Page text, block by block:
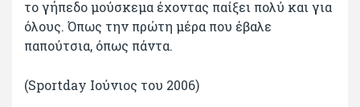
το γήπεδο μούσκεμα έχοντας παίξει πολύ και για
όλους. Όπως την πρώτη μέρα που έβαλε
παπούτσια, όπως πάντα.
(Sportday Ιούνιος του 2006)